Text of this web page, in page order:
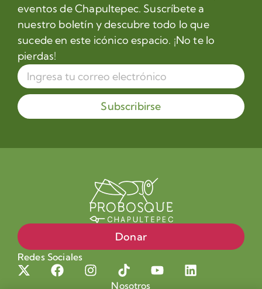
eventos de Chapultepec. Suscríbete a
nuestro boletín y descubre todo lo que
sucede en este icónico espacio. ¡No te lo
pierdas!
Subscribirse
Donar
Redes Sociales
Nosotros